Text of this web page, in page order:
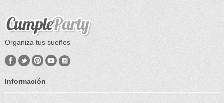
Organiza tus sueños
Información